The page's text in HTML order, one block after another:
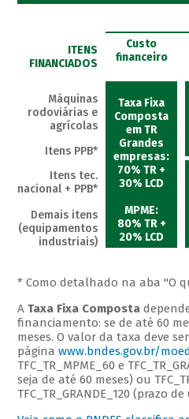
ITENS
FINANCIADOS
Custo
financeiro
Máquinas
rodoviárias e
agrícolas
Taxa Fixa
Composta
em TR
Grandes
empresas:
70% TR +
30% LCD
MPME:
80% TR +
20% LCD
Itens PPB*
Itens tec.
nacional + PPB*
Demais itens
(equipamentos
industriais)
* Como detalhado na aba "O
ATaxa Fixa Composta
financiamento: se de até 60
meses. O valor da taxa deve
páginawww.bndes.gov.br/
TFC_TR_MPME_60 e
seja de até 60 meses) ou
TFC_TR_GRANDE_120 (prazo de